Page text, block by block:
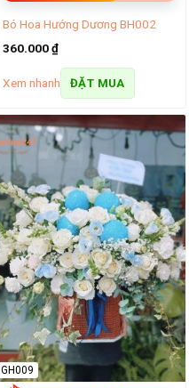
Bó Hoa Hướng Dương BH002
360.000₫
Xem nhanh ĐẶT MUA
GH009